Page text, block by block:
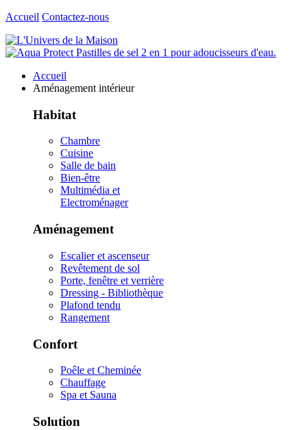
Accueil Contactez-nous
Accueil
Aménagement intérieur
Habitat
Chambre
Cuisine
Salle de bain
Bien-être
Multimédia et
Electroménager
Aménagement
Escalier et ascenseur
Revêtement de sol
Porte, fenêtre et verrière
Dressing - Bibliothèque
Plafond tendu
Rangement
Confort
Poêle et Cheminée
Chauffage
Spa et Sauna
Solution